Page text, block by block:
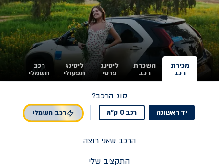
מכירת
רכב
השכרת
רכב
ליסינג
פרטי
ליסינג
תפעולי
רכב
חשמלי
סוג הרכב?
יד ראשונה רכב 0 ק"מ רכב חשמלי
הרכב שאני רוצה
התקציב שלי